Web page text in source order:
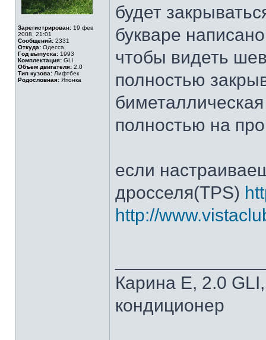
Зарегистрирован: 19 фев
2008, 21:01
Сообщений: 2331
Откуда: Одесса
Год выпуска: 1993
Комплектация: GLi
Объем двигателя: 2.0
Тип кузова: Лифтбек
Родословная: Японка
будет
букваре
чтобы видеть
полностью
полностью на
если
дросселя(TPS)
http://
Карина Е, 2.0
кондиционер